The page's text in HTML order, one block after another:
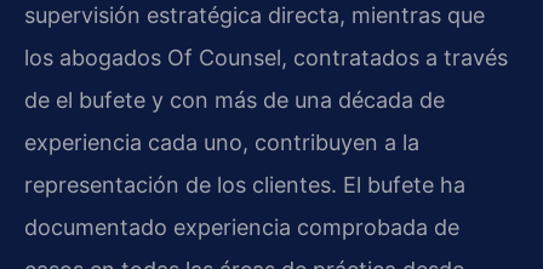
supervisión estratégica directa, mientras que
los abogados Of Counsel, contratados a través
de el bufete y con más de una década de
experiencia cada uno, contribuyen a la
representación de los clientes. El bufete ha
documentado experiencia comprobada de